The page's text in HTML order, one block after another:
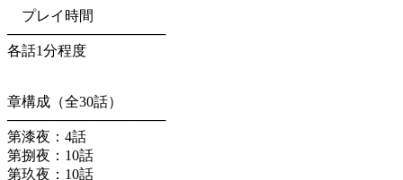
プレイ時間
────────────────
各話1分程度
章構成（全30話）
────────────────
第漆夜：4話
第捌夜：10話
第玖夜：10話